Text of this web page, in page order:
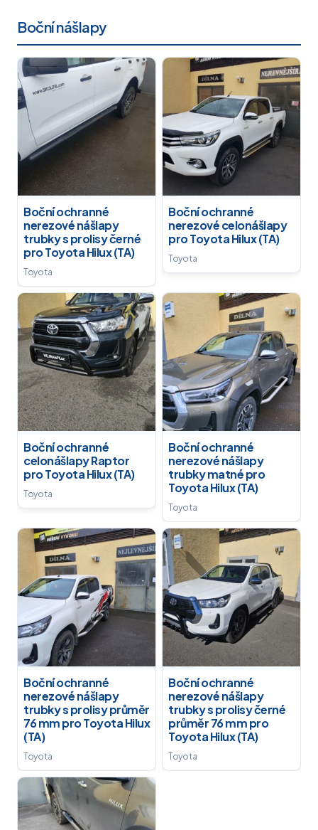
Boční nášlapy
Boční ochranné
nerezové nášlapy
trubky s prolisy černé
pro Toyota Hilux (TA)
Toyota
Boční ochranné
nerezové celonášlapy
pro Toyota Hilux (TA)
Toyota
Boční ochranné
celonášlapy Raptor
pro Toyota Hilux (TA)
Toyota
Boční ochranné
nerezové nášlapy
trubky matné pro
Toyota Hilux (TA)
Toyota
Boční ochranné
nerezové nášlapy
trubky s prolisy průměr
76 mm pro Toyota Hilux
(TA)
Toyota
Boční ochranné
nerezové nášlapy
trubky s prolisy černé
průměr 76 mm pro
Toyota Hilux (TA)
Toyota